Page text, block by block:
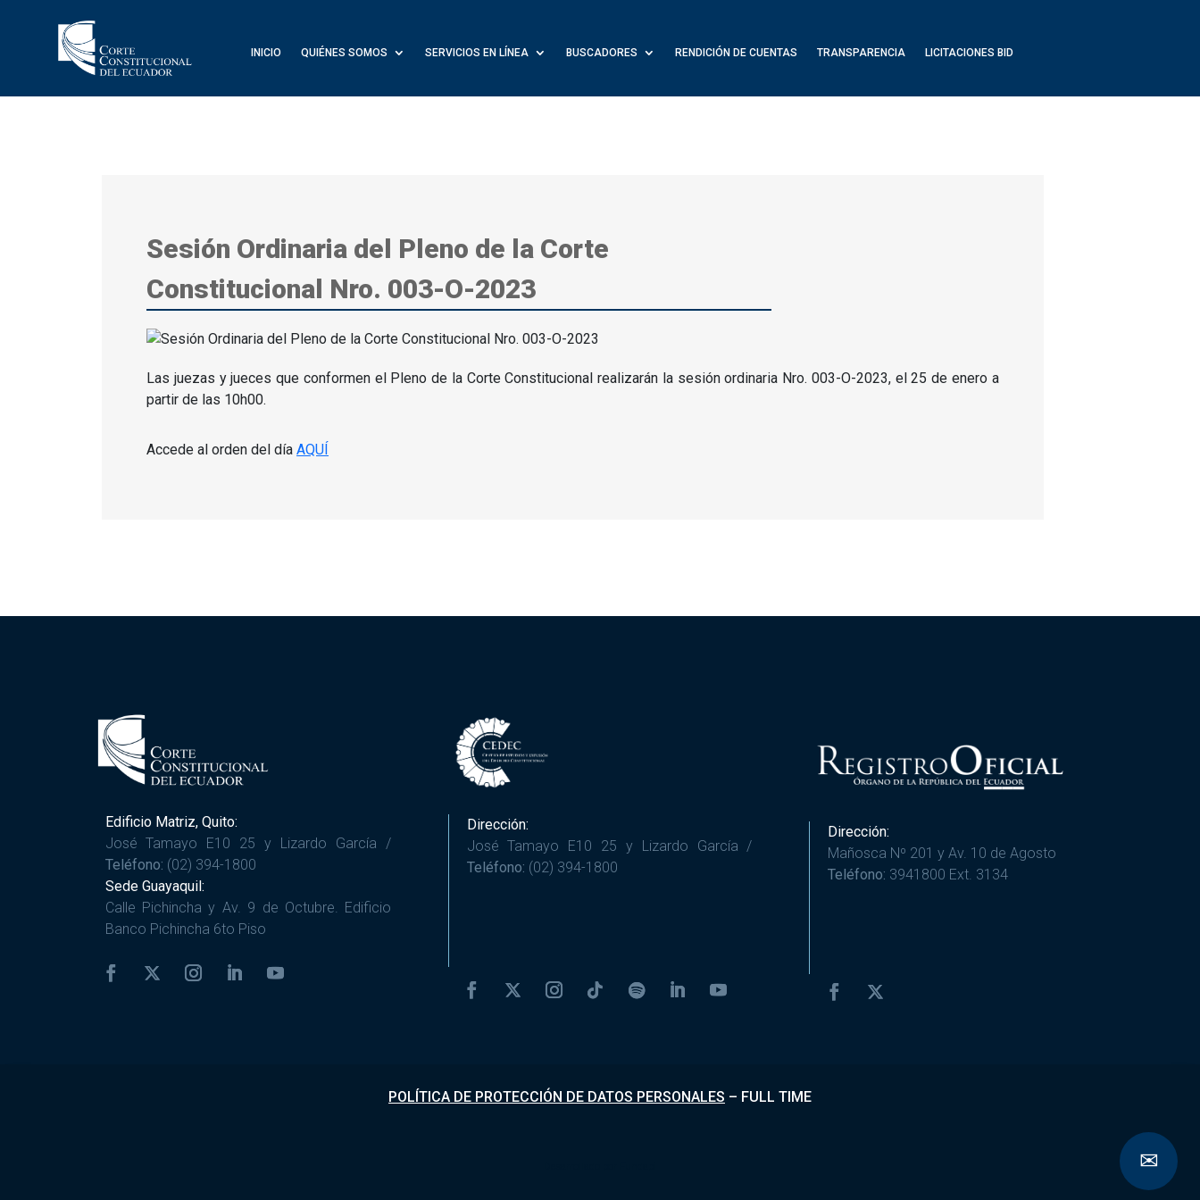
INICIO QUIÉNES SOMOS SERVICIOS EN LÍNEA BUSCADORES RENDICIÓN DE CUENTAS TRANSPARENCIA LICITACIONES BID
Sesión Ordinaria del Pleno de la Corte
Constitucional Nro. 003-O-2023
Las juezas y jueces que conformen el Pleno de la Corte Constitucional realizarán la sesión ordinaria Nro. 003-O-2023, el 25 de enero a
partir de las 10h00.
Accede al orden del día AQUÍ
Edificio Matriz, Quito:
José Tamayo E10 25 y Lizardo García /
Teléfono: (02) 394-1800
Sede Guayaquil:
Calle Pichincha y Av. 9 de Octubre. Edificio
Banco Pichincha 6to Piso
Dirección:
José Tamayo E10 25 y Lizardo García /
Teléfono: (02) 394-1800
Dirección:
Mañosca Nº 201 y Av. 10 de Agosto
Teléfono: 3941800 Ext. 3134
POLÍTICA DE PROTECCIÓN DE DATOS PERSONALES – FULL TIME
✉